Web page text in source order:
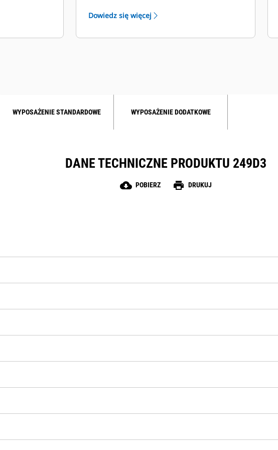
konfiguracji ekranu, a ponadto
Dowiedz się więcej
WYPOSAŻENIE STANDARDOWE WYPOSAŻENIE DODATKOWE
DANE TECHNICZNE PRODUKTU 249D3
cloud_download POBIERZ print DRUKUJ